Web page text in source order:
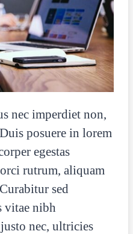
nec imperdiet non,
posuere in lorem
egestas
rutrum, aliquam
sed
vitae nibh
nec, ultricies